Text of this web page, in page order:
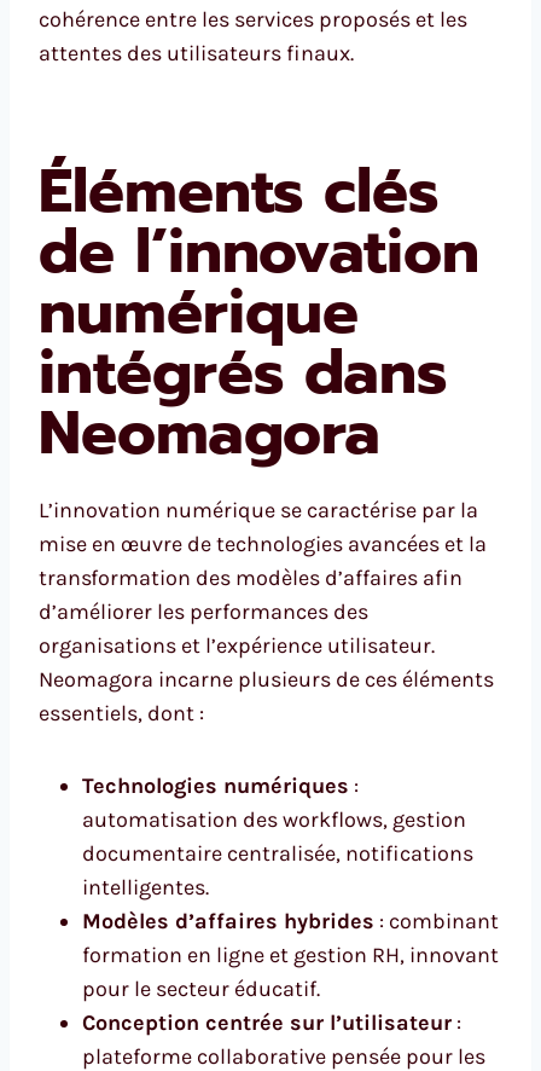
cohérence entre les services proposés et les
attentes des utilisateurs finaux.
Éléments clés
de l’innovation
numérique
intégrés dans
Neomagora
L’innovation numérique se caractérise par la
mise en œuvre de technologies avancées et la
transformation des modèles d’affaires afin
d’améliorer les performances des
organisations et l’expérience utilisateur.
Neomagora incarne plusieurs de ces éléments
essentiels, dont :
Technologies numériques :
automatisation des workflows, gestion
documentaire centralisée, notifications
intelligentes.
Modèles d’affaires hybrides : combinant
formation en ligne et gestion RH, innovant
pour le secteur éducatif.
Conception centrée sur l’utilisateur :
plateforme collaborative pensée pour les